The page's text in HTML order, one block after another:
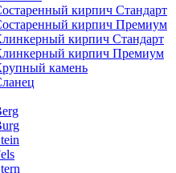
кирпич Стандарт
кирпич Премиум
кирпич Стандарт
кирпич Премиум
камень